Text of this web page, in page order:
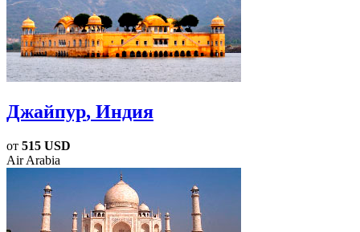
Джайпур, Индия
от 515 USD
Air Arabia